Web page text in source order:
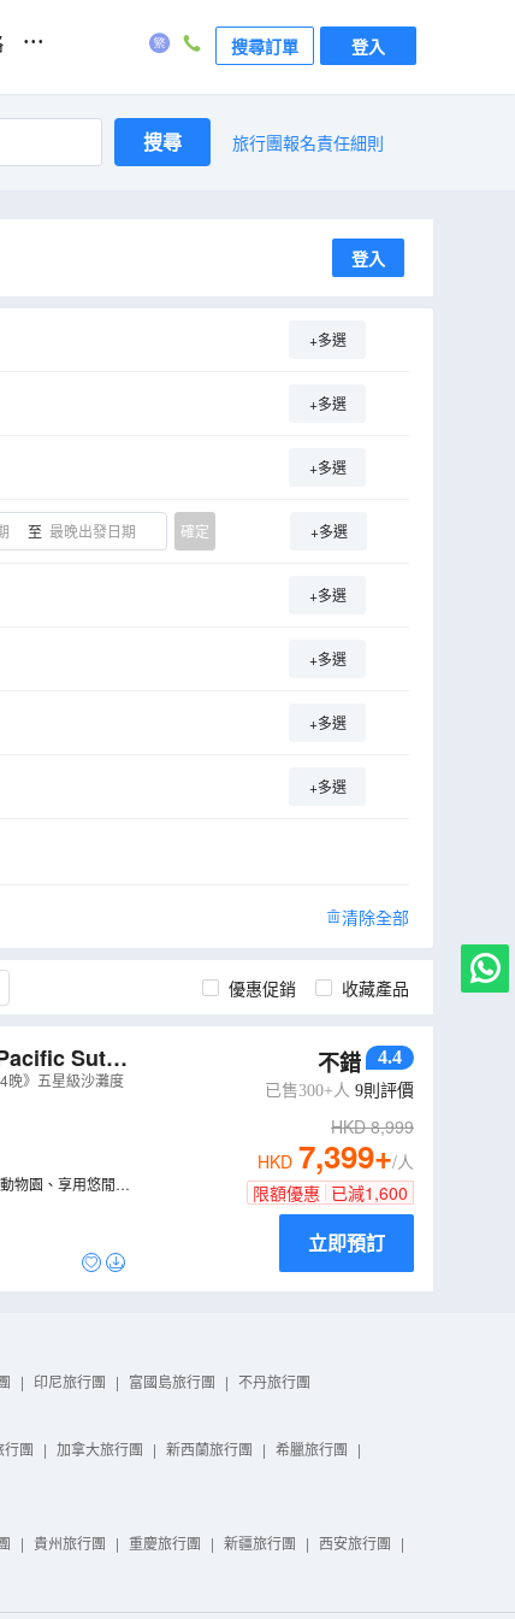
... 搜尋訂單 登入
搜尋 旅行團報名責任細則
登入
+多選
+多選
+多選
至 確定 +多選
+多選
+多選
+多選
+多選
清除全部
優惠促銷 收藏產品
Suter
沙巴天空
晚》五星級沙灘度
物園、享用悠閒下
不錯 4.4
已售300+人 9則評價
HKD8,999
HKD 7,399+/人
限額優惠 已減1,600
立即預訂
| 印尼旅行團 | 富國島旅行團 | 不丹旅行團
行團 | 加拿大旅行團 | 新西蘭旅行團 | 希臘旅行團 |
| 貴州旅行團 | 重慶旅行團 | 新疆旅行團 | 西安旅行團 |